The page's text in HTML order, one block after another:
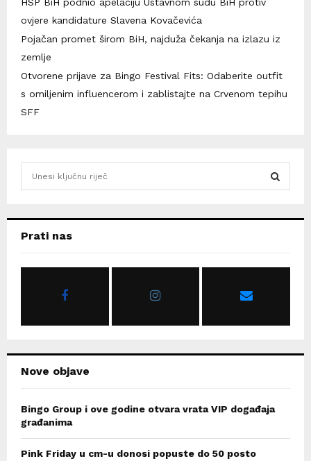
ovjere kandidature Slavena Kovačevića
Pojačan promet širom BiH, najduža čekanja na izlazu iz
zemlje
Otvorene prijave za Bingo Festival Fits: Odaberite outfit
s omiljenim influencerom i zablistajte na Crvenom tepihu
SFF
h
o
Prati nas
Nove objave
Bingo Group i ove godine otvara vrata VIP događaja
građanima
Pink Friday u cm-u donosi popuste do 50 posto